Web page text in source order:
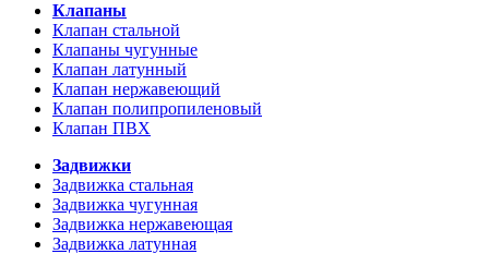
Клапаны
Клапан стальной
Клапаны чугунные
Клапан латунный
Клапан нержавеющий
Клапан полипропиленовый
Клапан ПВХ
Задвижки
Задвижка стальная
Задвижка чугунная
Задвижка нержавеющая
Задвижка латунная